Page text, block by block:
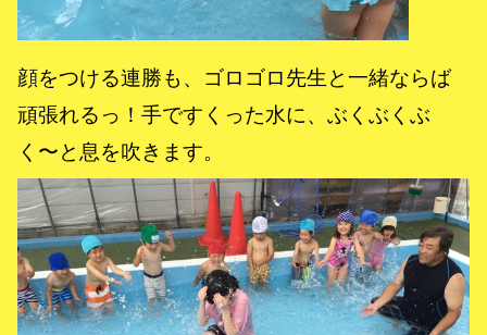
顔をつける連勝も、ゴロゴロ先生と一緒ならば
頑張れるっ！手ですくった水に、ぶくぶくぶ
く〜と息を吹きます。